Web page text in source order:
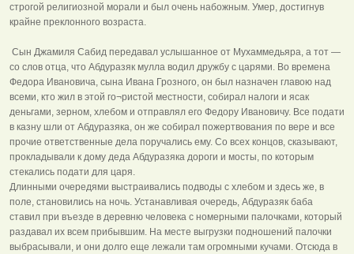
строгой религиозной морали и был очень набожным. Умер, достигнув
крайне преклонного возраста.
Сын Джамиля Сабид передавал услышанное от Мухаммедьяра, а тот —
со слов отца, что Абдуразяк мулла водил дружбу с царями. Во времена
Федора Ивановича, сына Ивана Грозного, он был назначен главою над
всеми, кто жил в этой го¬ристой местности, собирал налоги и ясак
деньгами, зерном, хлебом и отправлял его Федору Ивановичу. Все подати
в казну шли от Абдуразяка, он же собирал пожертвования по вере и все
прочие ответственные дела поручались ему. Со всех концов, сказывают,
прокладывали к дому деда Абдуразяка дороги и мосты, по которым
стекались подати для царя.
Длинными очередями выстраивались подводы с хлебом и здесь же, в
поле, становились на ночь. Устанавливая очередь, Абдуразяк баба
ставил при въезде в деревню человека с номерными палочками, который
раздавал их всем прибывшим. На месте выгрузки подношений палочки
выбрасывали, и они долго еще лежали там огромными кучами. Отсюда в